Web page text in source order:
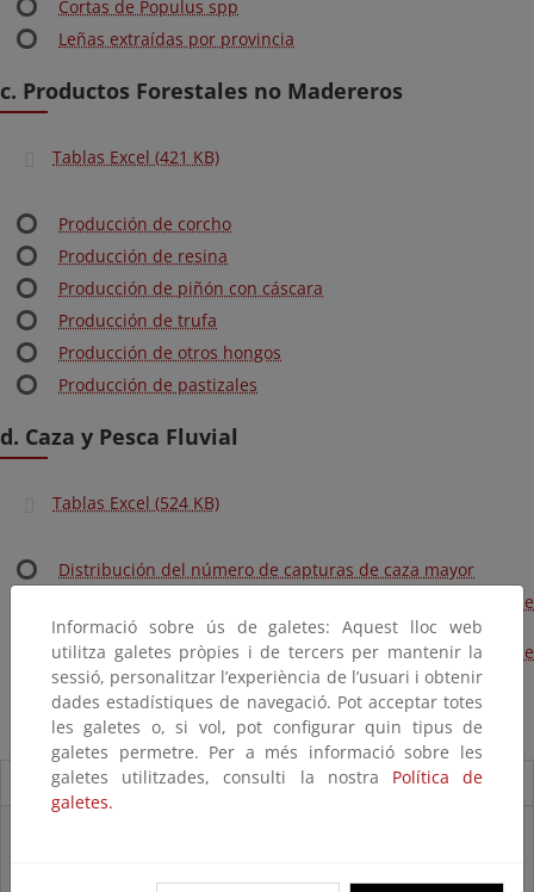
Cortas de Populus spp
Leñas extraídas por provincia
c. Productos Forestales no Madereros
Tablas Excel (421 KB)
Producción de corcho
Producción de resina
Producción de piñón con cáscara
Producción de trufa
Producción de otros hongos
Producción de pastizales
d. Caza y Pesca Fluvial
Tablas Excel (524 KB)
Distribución del número de capturas de caza mayor
Distribución del número de capturas de caza menor de
mamíferos
Distribución del número de capturas de caza menor de
aves
Superficie de terrenos cinegéticos por provincia
Novedades
Informació sobre ús de galetes: Aquest lloc web
utilitza galetes pròpies i de tercers per mantenir la
sessió, personalitzar l’experiència de l’usuari i obtenir
dades estadístiques de navegació. Pot acceptar totes
les galetes o, si vol, pot configurar quin tipus de
galetes permetre. Per a més informació sobre les
galetes utilitzades, consulti la nostra Política de
galetes.